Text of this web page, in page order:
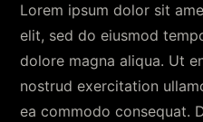
Lorem ipsum dolor sit
elit, sed do eiusmod
dolore magna aliqua. Ut
nostrud exercitation
ea commodo consequat.